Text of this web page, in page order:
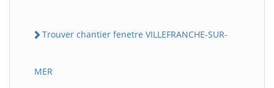
Trouver chantier fenetre VILLEFRANCHE-SUR-
MER